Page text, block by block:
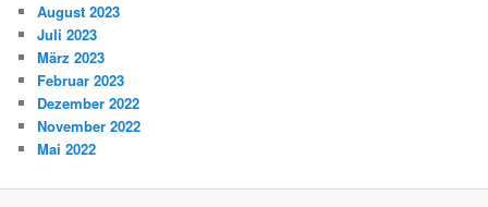
August 2023
Juli 2023
März 2023
Februar 2023
Dezember 2022
November 2022
Mai 2022